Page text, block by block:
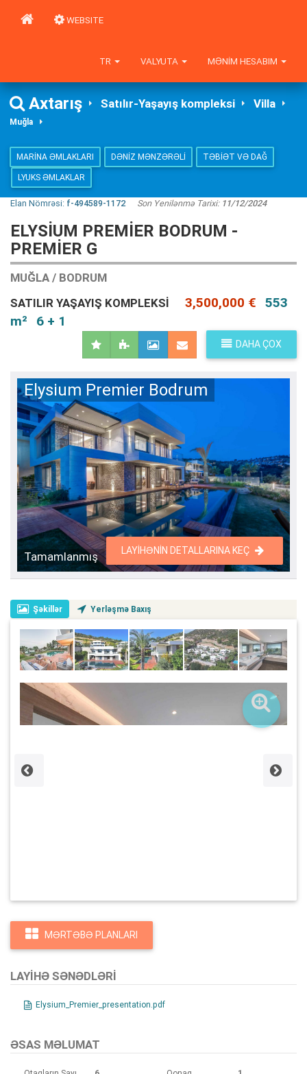
WEBSITE
MƏNIM HESABIM
VALYUTA
TR
Axtarış Satılır-Yaşayış kompleksi Villa
Muğla
MARINA ƏMLAKLARI DƏNIZ MƏNZƏRƏLI
TƏBIƏT VƏ DAĞ
LYUKS ƏMLAKLAR
Elan Nömrəsi: f-494589-1172 Son Yenilənmə Tarixi: 11/12/2024
ELYSIUM PREMIER BODRUM -
PREMIER G
MUĞLA / BODRUM
SATILIR YAŞAYIŞ KOMPLEKSI
3,500,000 € 553
m²
6 + 1
DAHA ÇOX
Elysium Premier Bodrum
Tamamlanmış LAYIHƏNIN DETALLARINA KEÇ
Şəkillər Yerləşmə Baxış
MƏRTƏBƏ PLANLARI
LAYIHƏ SƏNƏDLƏRI
Elysium_Premier_presentation.pdf
ƏSAS MƏLUMAT